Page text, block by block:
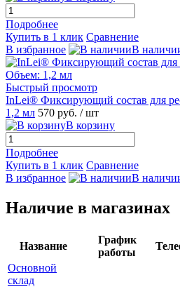
Подробнее
Купить в 1 клик Сравнение
В избранное
В
Быстрый просмотр
InLei® Фиксирующий состав для
1,2 мл 570 руб. / шт
В корзину
Подробнее
Купить в 1 клик Сравнение
В избранное
В
Наличие в магазинах
Название
График
работы
Основной
склад